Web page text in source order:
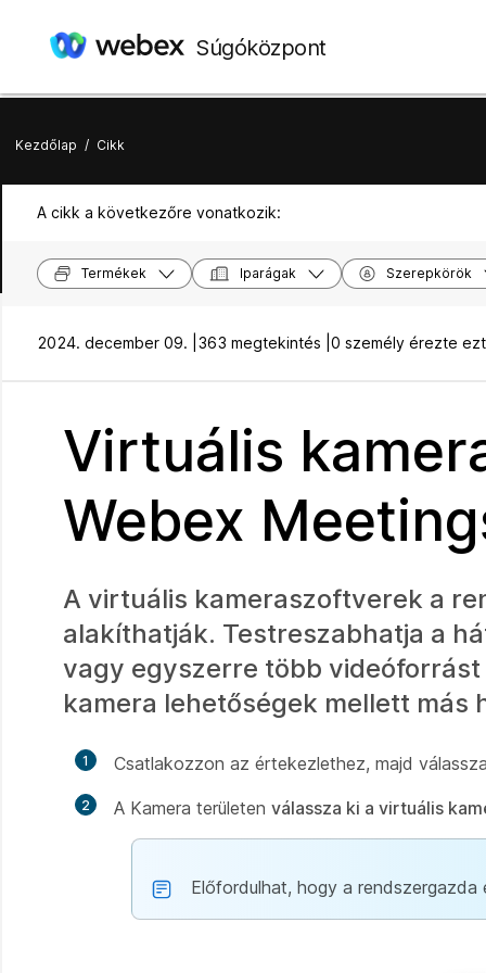
Súgóközpont
Kezdőlap / Cikk
A cikk a következőre vonatkozik:
Termékek Iparágak Szerepkörök
2024. december 09. | 363 megtekintés | 0 személy érezte
Virtuális
Webex
A virtuális kameraszoftverek a
alakíthatják. Testreszabhatja a
vagy egyszerre több
kamera lehetőségek mellett más
1 Csatlakozzon az értekezlethez, majd
2 A Kamera területen válassza ki a virtuális
Előfordulhat, hogy a